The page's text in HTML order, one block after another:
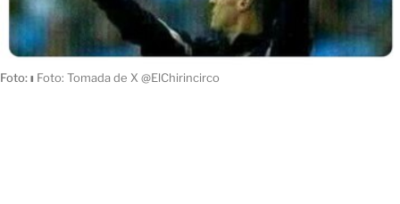
Foto:ı Foto: Tomada de X @ElChirincirco